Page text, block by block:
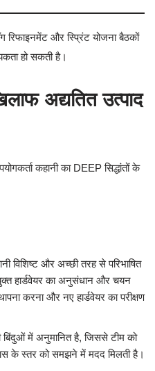
रिफाइनमेंट और स्प्रिंट योजना बैठकों
हो सकती है।
अद्यतित उत्पाद
कहानी का DEEP सिद्धांतों के
विशिष्ट और अच्छी तरह से परिभाषित
हार्डवेयर का अनुसंधान और चयन
करना और नए हार्डवेयर का परीक्षण
बिंदुओं में अनुमानित है, जिससे टीम को
के स्तर को समझने में मदद मिलती है।